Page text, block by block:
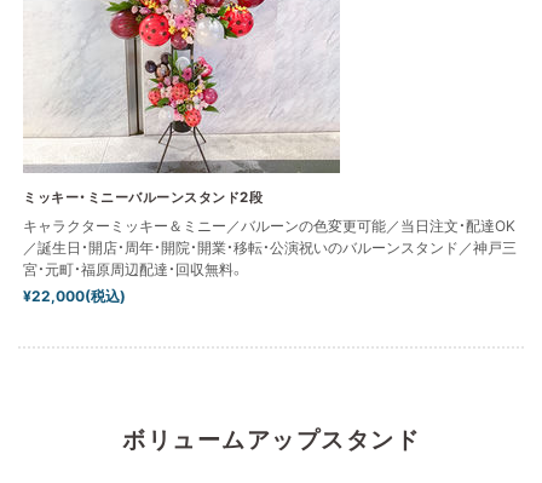
ミッキー・ミニーバルーンスタンド2段
キャラクターミッキー＆ミニー／バルーンの色変更可能／当日注文・配達OK
／誕生日・開店・周年・開院・開業・移転・公演祝いのバルーンスタンド／神戸三
宮・元町・福原周辺配達・回収無料。
¥22,000(税込)
ボリュームアップスタンド